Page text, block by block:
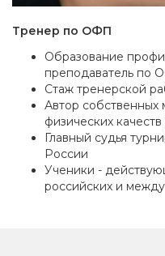
Тренер по ОФП
Образование
преподаватель по
Стаж тренерской
Автор собственных
физических
Главный судья
России
Ученики -
российских и